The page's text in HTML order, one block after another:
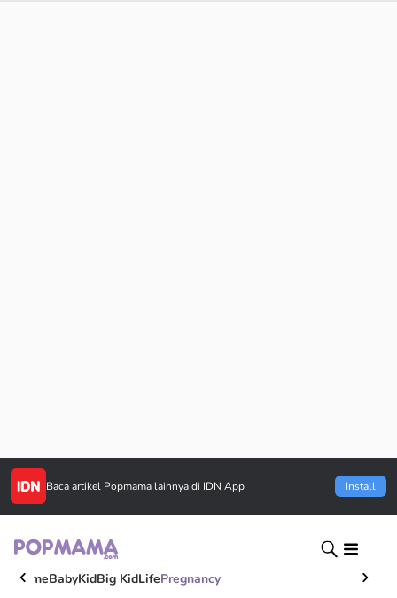
Baca artikel Popmama lainnya di IDN App Install
HomeBabyKidBig KidLifePregnancy